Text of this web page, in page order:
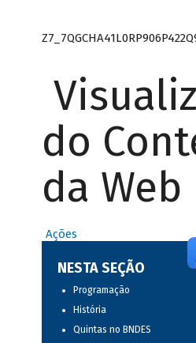
do
da Web
Ações
NESTA SEÇÃO
Programação
História
Quintas no BNDES